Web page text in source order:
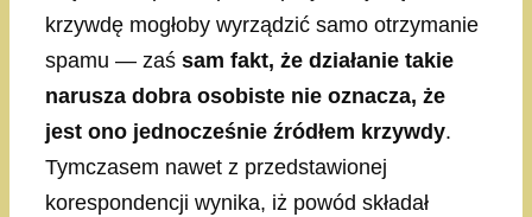
krzywdę mogłoby wyrządzić samo otrzymanie
spamu — zaś sam fakt, że działanie takie
narusza dobra osobiste nie oznacza, że
jest ono jednocześnie źródłem krzywdy.
Tymczasem nawet z przedstawionej
korespondencji wynika, iż powód składał